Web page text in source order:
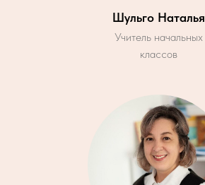
Шульго Наталья
Учитель начальных
классов